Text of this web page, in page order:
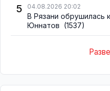
5 04.08.2026 20:02
В Рязани обрушилась
Юннатов (1537)